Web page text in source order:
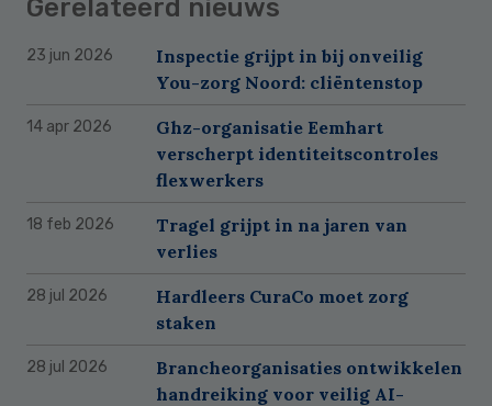
Gerelateerd nieuws
23 jun 2026
Inspectie grijpt in bij onveilig
You-zorg Noord: cliëntenstop
14 apr 2026
Ghz-organisatie Eemhart
verscherpt identiteitscontroles
flexwerkers
18 feb 2026
Tragel grijpt in na jaren van
verlies
28 jul 2026
Hardleers CuraCo moet zorg
staken
28 jul 2026
Brancheorganisaties ontwikkelen
handreiking voor veilig AI-